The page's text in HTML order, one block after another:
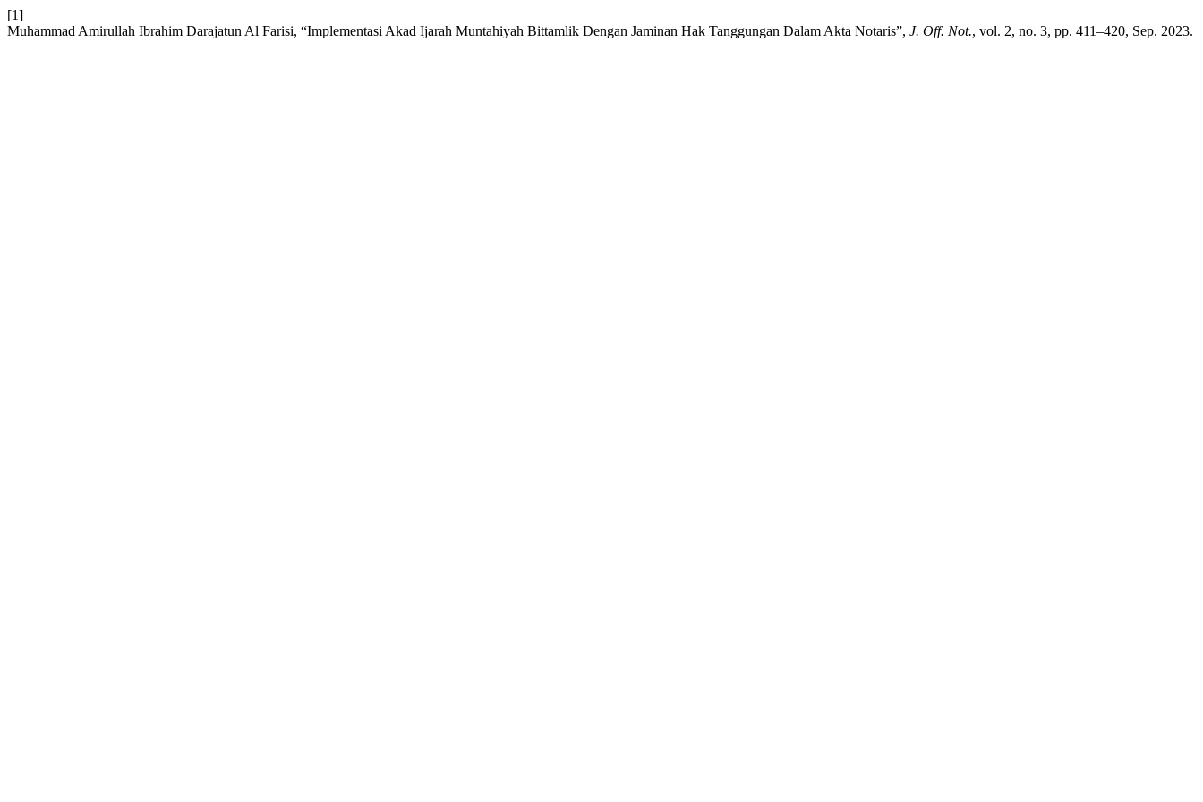
[1]
Muhammad Amirullah Ibrahim Darajatun Al Farisi, “Implementasi Akad Ijarah Muntahiyah Bittamlik Dengan Jaminan Hak Tanggungan Dalam Akta Notaris”, J. Off. Not., vol. 2, no. 3, pp. 411–420, Sep. 2023.